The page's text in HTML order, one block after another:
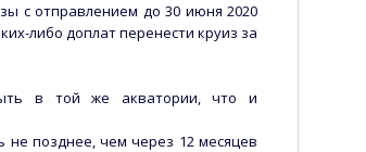
с отправлением до 30 июня 2020
либо доплат перенести круиз за
в той же акватории, что и
не позднее, чем через 12 месяцев